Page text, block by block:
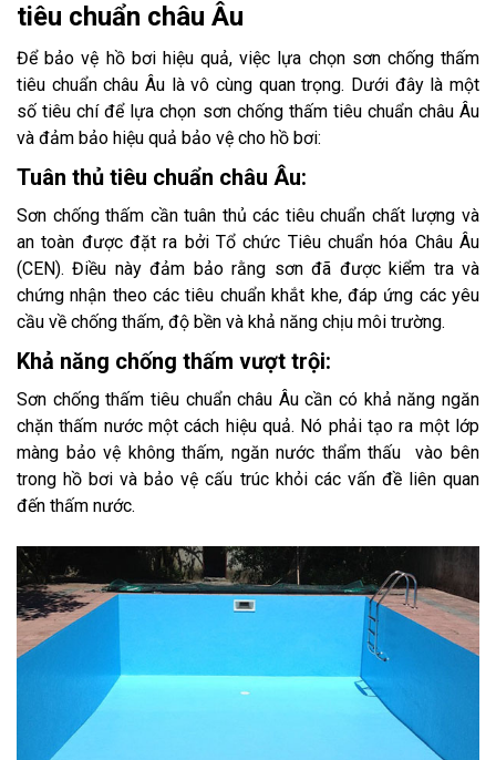
tiêu chuẩn châu Âu
Để bảo vệ hồ bơi hiệu quả, việc lựa chọn sơn chống thấm
tiêu chuẩn châu Âu là vô cùng quan trọng. Dưới đây là một
số tiêu chí để lựa chọn sơn chống thấm tiêu chuẩn châu Âu
và đảm bảo hiệu quả bảo vệ cho hồ bơi:
Tuân thủ tiêu chuẩn châu Âu:
Sơn chống thấm cần tuân thủ các tiêu chuẩn chất lượng và
an toàn được đặt ra bởi Tổ chức Tiêu chuẩn hóa Châu Âu
(CEN). Điều này đảm bảo rằng sơn đã được kiểm tra và
chứng nhận theo các tiêu chuẩn khắt khe, đáp ứng các yêu
cầu về chống thấm, độ bền và khả năng chịu môi trường.
Khả năng chống thấm vượt trội:
Sơn chống thấm tiêu chuẩn châu Âu cần có khả năng ngăn
chặn thấm nước một cách hiệu quả. Nó phải tạo ra một lớp
màng bảo vệ không thấm, ngăn nước thẩm thấu vào bên
trong hồ bơi và bảo vệ cấu trúc khỏi các vấn đề liên quan
đến thấm nước.